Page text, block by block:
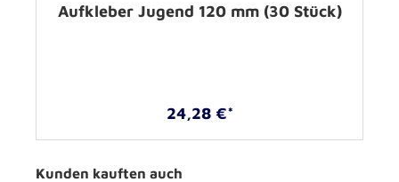
Aufkleber Jugend 120 mm (30 Stück)
24,28 €*
Kunden kauften auch